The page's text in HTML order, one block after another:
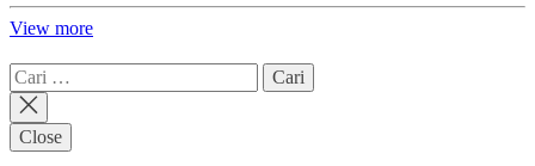
View more
Cari
untuk:
Close